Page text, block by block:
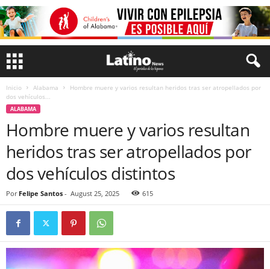
Inicio Alabama
Hombre muere y varios resultan heridos tras ser atropellados por
dos vehículos...
ALABAMA
Hombre muere y varios resultan
heridos tras ser atropellados por
dos vehículos distintos
Por Felipe Santos - August 25, 2025 615